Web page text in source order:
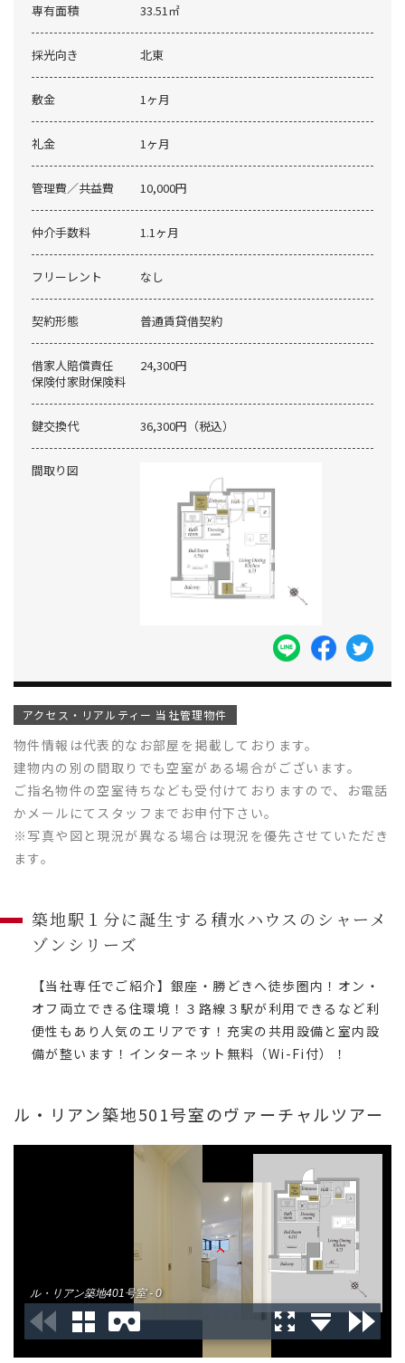
専有面積 33.51㎡
採光向き 北東
敷金 1ヶ月
礼金 1ヶ月
管理費／共益費 10,000円
仲介手数料 1.1ヶ月
フリーレント なし
契約形態 普通賃貸借契約
借家人賠償責任
保険付家財保険料
24,300円
鍵交換代 36,300円（税込）
間取り図
アクセス・リアルティー 当社管理物件
物件情報は代表的なお部屋を掲載しております。
建物内の別の間取りでも空室がある場合がございます。
ご指名物件の空室待ちなども受付けておりますので、お電話
かメールにてスタッフまでお申付下さい。
※写真や図と現況が異なる場合は現況を優先させていただき
ます。
築地駅１分に誕生する積水ハウスのシャーメ
ゾンシリーズ
【当社専任でご紹介】銀座・勝どきへ徒歩圏内！オン・
オフ両立できる住環境！３路線３駅が利用できるなど利
便性もあり人気のエリアです！充実の共用設備と室内設
備が整います！インターネット無料（Wi-Fi付）！
ル・リアン築地501号室のヴァーチャルツアー